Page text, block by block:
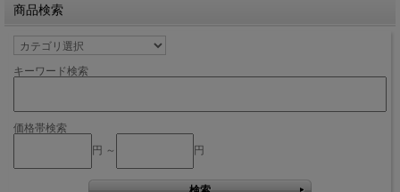
商品検索
キーワード検索
価格帯検索
円 ～
円